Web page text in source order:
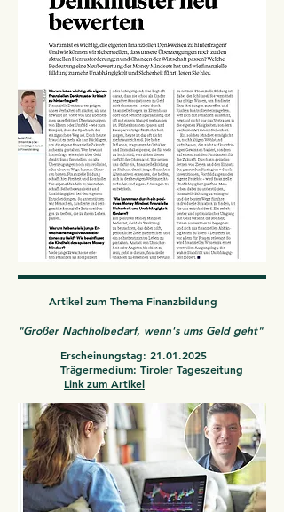
Artikel zum Thema Finanzbildung
"Großer Nachholbedarf, wenn's ums Geld geht"
Erscheinungstag: 21.01.2025
Trägermedium: Tiroler Tageszeitung
Link zum Artikel